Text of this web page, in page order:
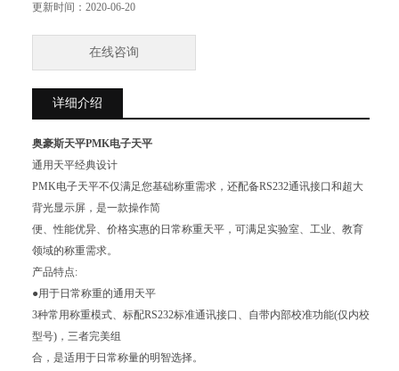
产品特点:
3种常用称重模式、标配RS232标准通讯接口、自带内部校准功能（仅内
更新时间： 2020-06-20
在线咨询
详细介绍
奥豪斯天平PMK电子天平
通用天平经典设计
PMK电子天平不仅满足您基础称重需求，还配备RS232通讯接口和超大
背光显示屏，是一款操作简
便、性能优异、价格实惠的日常称重天平，可满足实验室、工业、教育
领域的称重需求。
产品特点:
●用于日常称重的通用天平
3种常用称重模式、标配RS232标准通讯接口、自带内部校准功能(仅内校
型号)，三者完美组
合，是适用于日常称量的明智选择。